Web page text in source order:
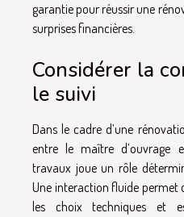
garantie pour réussir une
surprises financières.
Considérer la
le suivi
Dans le cadre d’une
entre le maître d’ouvrage
travaux joue un rôle
Une interaction fluide permet
les choix techniques et